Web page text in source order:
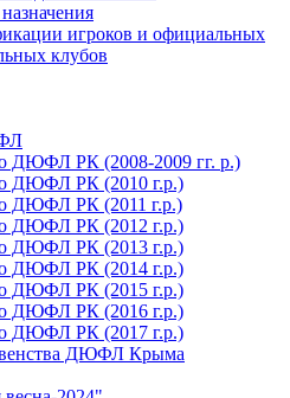
игроков и официальных
клубов
ДЮФЛ РК (2008-2009 гг. р.)
ДЮФЛ РК (2010 г.р.)
ДЮФЛ РК (2011 г.р.)
ДЮФЛ РК (2012 г.р.)
ДЮФЛ РК (2013 г.р.)
ДЮФЛ РК (2014 г.р.)
ДЮФЛ РК (2015 г.р.)
ДЮФЛ РК (2016 г.р.)
ДЮФЛ РК (2017 г.р.)
ДЮФЛ Крыма